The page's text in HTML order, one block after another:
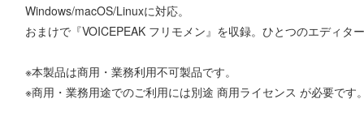
Windows/macOS/Linuxに対応。
おまけで『VOICEPEAK フリモメン』を収録。ひとつのエディタ
※本製品は商用・業務利用不可製品です。
※商用・業務用途でのご利用には別途 商用ライセンス が必要です